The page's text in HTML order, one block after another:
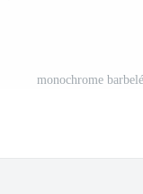
monochrome